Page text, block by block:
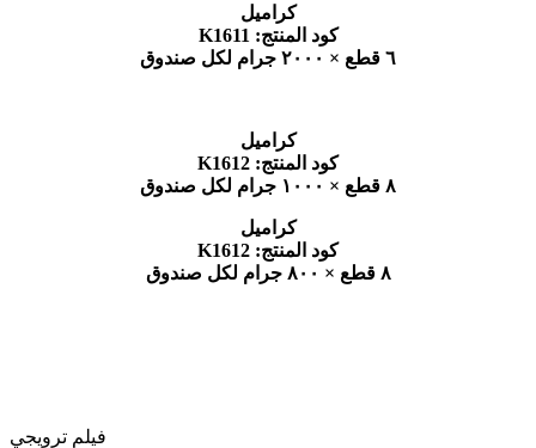
كراميل
K1611 :كود المنتج
٦ قطع × ٢٠٠٠ جرام لكل صندوق
كراميل
K1612 :كود المنتج
٨ قطع × ١٠٠٠ جرام لكل صندوق
كراميل
K1612 :كود المنتج
٨ قطع × ٨٠٠ جرام لكل صندوق
فيلم ترويجي